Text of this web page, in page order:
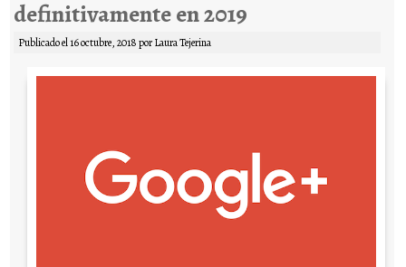
definitivamente en 2019
Publicado el16 octubre, 2018porLaura Tejerina